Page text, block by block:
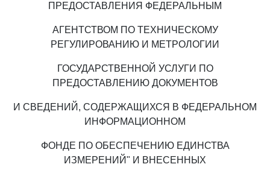
ПРЕДОСТАВЛЕНИЯ ФЕДЕРАЛЬНЫМ
АГЕНТСТВОМ ПО ТЕХНИЧЕСКОМУ
РЕГУЛИРОВАНИЮ И МЕТРОЛОГИИ
ГОСУДАРСТВЕННОЙ УСЛУГИ ПО
ПРЕДОСТАВЛЕНИЮ ДОКУМЕНТОВ
И СВЕДЕНИЙ, СОДЕРЖАЩИХСЯ В ФЕДЕРАЛЬНОМ
ИНФОРМАЦИОННОМ
ФОНДЕ ПО ОБЕСПЕЧЕНИЮ ЕДИНСТВА
ИЗМЕРЕНИЙ" И ВНЕСЕННЫХ